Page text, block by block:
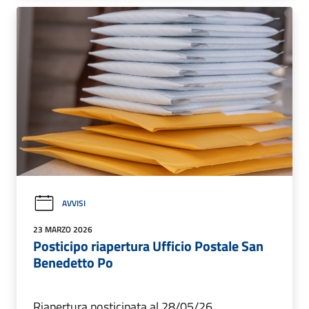
AVVISI
23 MARZO 2026
Posticipo riapertura Ufficio Postale San
Benedetto Po